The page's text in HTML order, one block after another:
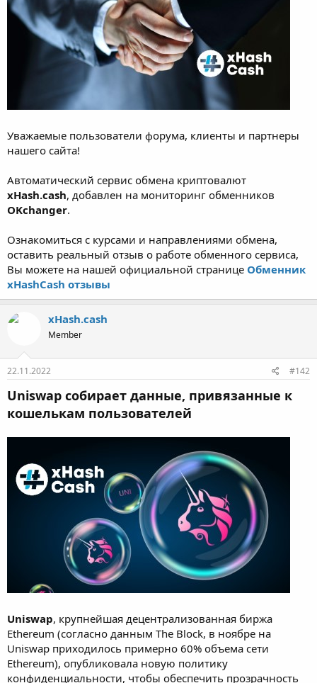
Уважаемые пользователи форума, клиенты и партнеры
нашего сайта!
Автоматический сервис обмена криптовалют
xHash.cash, добавлен на мониторинг обменников
OKchanger.
Ознакомиться с курсами и направлениями обмена,
оставить реальный отзыв о работе обменного сервиса,
Вы можете на нашей официальной странице Обменник
xHashCash отзывы
xHash.cash
Member
22.11.2022 #142
Uniswap собирает данные, привязанные к
кошелькам пользователей
Uniswap, крупнейшая децентрализованная биржа
Ethereum (согласно данным The Block, в ноябре на
Uniswap приходилось примерно 60% объема сети
Ethereum), опубликовала новую политику
конфиденциальности, чтобы обеспечить прозрачность